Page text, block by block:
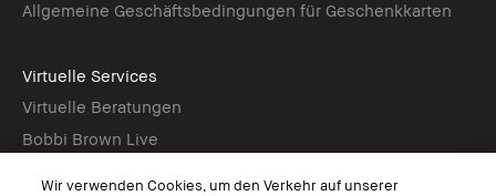
Allgemeine Geschäftsbedingungen für Geschenkkarten
Virtuelle Services
Virtuelle Beratungen
Bobbi Brown Live
Wir verwenden Cookies, um den Verkehr auf unserer